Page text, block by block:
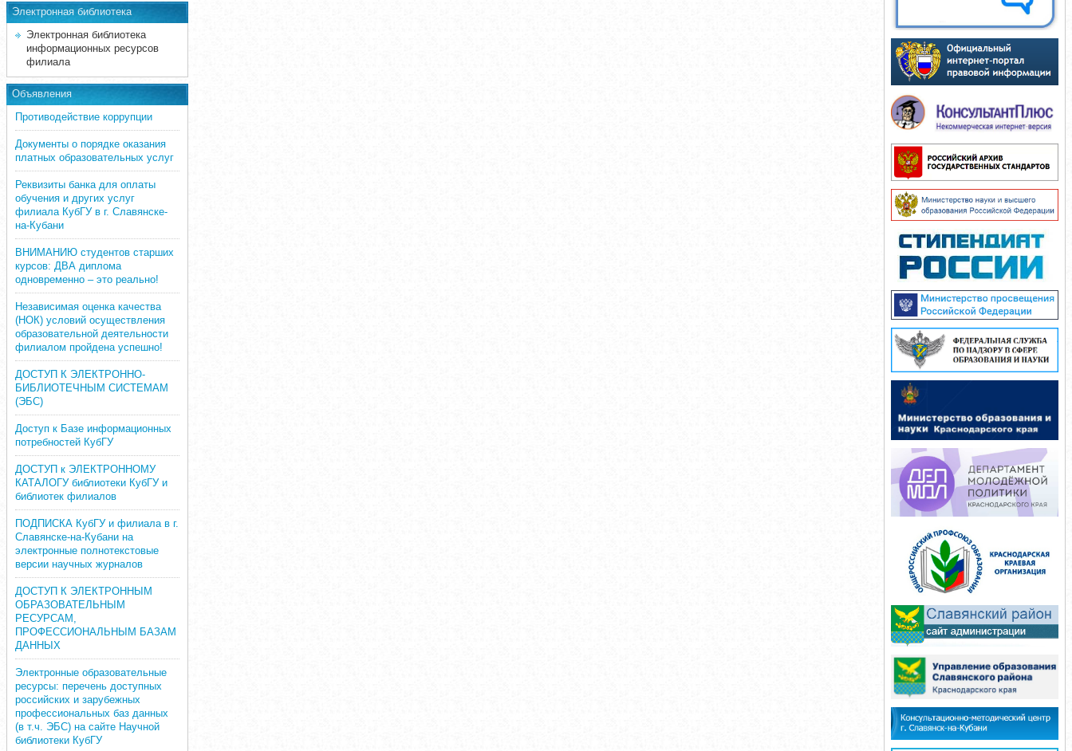
Электронная библиотека
Электронная библиотека
информационных ресурсов
филиала
Объявления
Противодействие коррупции
Документы о порядке оказания
платных образовательных услуг
Реквизиты банка для оплаты
обучения и других услуг
филиала КубГУ в г. Славянске-
на-Кубани
ВНИМАНИЮ студентов старших
курсов: ДВА диплома
одновременно – это реально!
Независимая оценка качества
(НОК) условий осуществления
образовательной деятельности
филиалом пройдена успешно!
ДОСТУП К ЭЛЕКТРОННО-
БИБЛИОТЕЧНЫМ СИСТЕМАМ
(ЭБС)
Доступ к Базе информационных
потребностей КубГУ
ДОСТУП к ЭЛЕКТРОННОМУ
КАТАЛОГУ библиотеки КубГУ и
библиотек филиалов
ПОДПИСКА КубГУ и филиала в г.
Славянске-на-Кубани на
электронные полнотекстовые
версии научных журналов
ДОСТУП К ЭЛЕКТРОННЫМ
ОБРАЗОВАТЕЛЬНЫМ
РЕСУРСАМ,
ПРОФЕССИОНАЛЬНЫМ БАЗАМ
ДАННЫХ
Электронные образовательные
ресурсы: перечень доступных
российских и зарубежных
профессиональных баз данных
(в т.ч. ЭБС) на сайте Научной
библиотеки КубГУ